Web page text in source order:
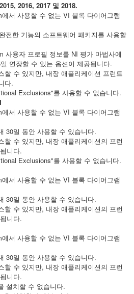
2016, 2017 및 2018.
서 사용할 수 없는 VI 블록 다이어그램
전한 기능의 소프트웨어 패키지를 사용할
사용자 프로필 정보를 NI 평가 마법사에
연장할 수 있는 옵션이 제공됩니다.
할 수 있지만, 내장 애플리케이션 프런트
다.
Exclusions"를 사용할 수 없습니다.
서 사용할 수 없는 VI 블록 다이어그램
30일 동안 사용할 수 있습니다.
할 수 있지만, 내장 애플리케이션의 프런
니다.
Exclusions"를 사용할 수 없습니다.
서 사용할 수 없는 VI 블록 다이어그램
30일 동안 사용할 수 있습니다.
할 수 있지만, 내장 애플리케이션의 프런
니다.
서 사용할 수 없는 VI 블록 다이어그램
30일 동안 사용할 수 있습니다.
할 수 있지만, 내장 애플리케이션의 프런
니다.
설치할 수 없습니다.